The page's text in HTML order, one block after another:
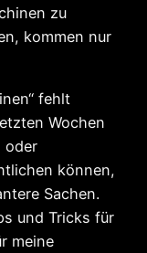
zu
kommen nur
fehlt
Wochen
oder
können,
Sachen.
und Tricks für
meine